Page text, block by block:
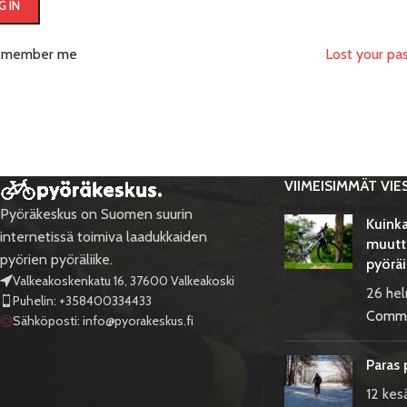
IN
Lost your
me
Pyöräkeskus on Suomen suurin
internetissä toimiva laadukkaiden
pyörien pyöräliike.
Valkeakoskenkatu 16, 37600 Valkeakoski
Puhelin: +358400334433
Sähköposti: info@pyorakeskus.fi
VIIMEISIMMÄT
26
12